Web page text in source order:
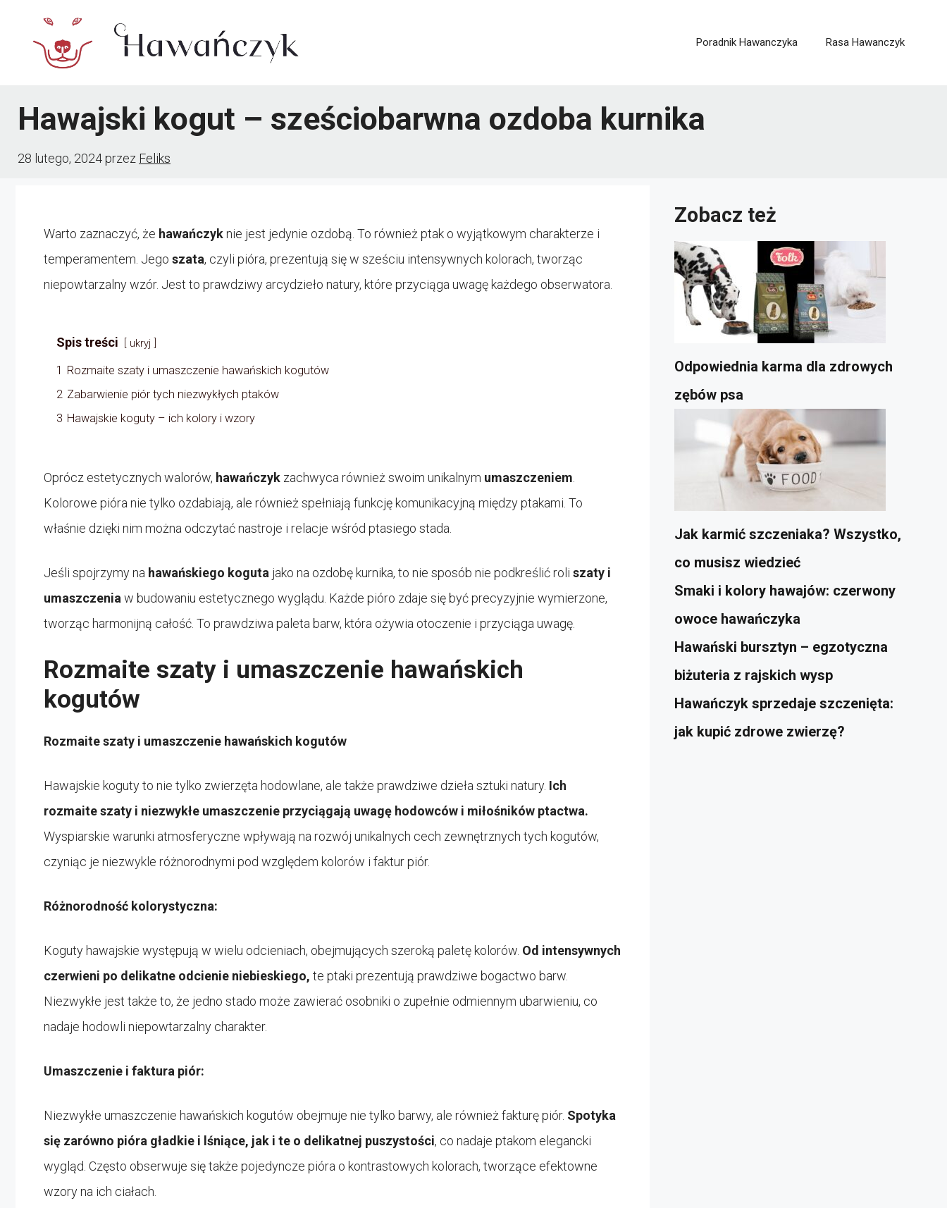
Poradnik Hawanczyka Rasa Hawanczyk
Hawajski kogut – sześciobarwna ozdoba kurnika
28 lutego, 2024przez Feliks
Warto zaznaczyć, że hawańczyknie jest jedynie ozdobą. To również ptak o wyjątkowym charakterze i
temperamentem. Jego szata, czyli pióra, prezentują się w sześciu intensywnych kolorach, tworząc
niepowtarzalny wzór. Jest to prawdziwy arcydzieło natury, które przyciąga uwagę każdego obserwatora.
Spis treści ukryj
1
Rozmaite szaty i umaszczenie hawańskich kogutów
2 Zabarwienie piór tych niezwykłych ptaków
3 Hawajskie koguty – ich kolory i wzory
Oprócz estetycznych walorów, hawańczyk zachwyca również swoim unikalnym umaszczeniem.
Kolorowe pióra nie tylko ozdabiają, ale również spełniają funkcję komunikacyjną między ptakami. To
właśnie dzięki nim można odczytać nastroje i relacje wśród ptasiego stada.
Jeśli spojrzymy na hawańskiego koguta jako na ozdobę kurnika, to nie sposób nie podkreślić roli szaty i
umaszczeniaw budowaniu estetycznego wyglądu. Każde pióro zdaje się być precyzyjnie wymierzone,
tworząc harmonijną całość. To prawdziwa paleta barw, która ożywia otoczenie i przyciąga uwagę.
Rozmaite szaty i umaszczenie hawańskich
kogutów
Rozmaite szaty i umaszczenie hawańskich kogutów
Hawajskie koguty to nie tylko zwierzęta hodowlane, ale także prawdziwe dzieła sztuki natury. Ich
rozmaite szaty i niezwykłe umaszczenie przyciągają uwagę hodowców i miłośników ptactwa.
Wyspiarskie warunki atmosferyczne wpływają na rozwój unikalnych cech zewnętrznych tych kogutów,
czyniąc je niezwykle różnorodnymi pod względem kolorów i faktur piór.
Różnorodność kolorystyczna:
Koguty hawajskie występują w wielu odcieniach, obejmujących szeroką paletę kolorów. Od intensywnych
czerwieni po delikatne odcienie niebieskiego, te ptaki prezentują prawdziwe bogactwo barw.
Niezwykłe jest także to, że jedno stado może zawierać osobniki o zupełnie odmiennym ubarwieniu, co
nadaje hodowli niepowtarzalny charakter.
Umaszczenie i faktura piór:
Niezwykłe umaszczenie hawańskich kogutów obejmuje nie tylko barwy, ale również fakturę piór. Spotyka
się zarówno pióra gładkie i lśniące, jak i te o delikatnej puszystości, co nadaje ptakom elegancki
wygląd. Często obserwuje się także pojedyncze pióra o kontrastowych kolorach, tworzące efektowne
wzory na ich ciałach.
Zobacz też
Odpowiednia karma dla zdrowych
zębów psa
Jak karmić szczeniaka? Wszystko,
co musisz wiedzieć
Smaki i kolory hawajów: czerwony
owoce hawańczyka
Hawański bursztyn – egzotyczna
biżuteria z rajskich wysp
Hawańczyk sprzedaje szczenięta:
jak kupić zdrowe zwierzę?